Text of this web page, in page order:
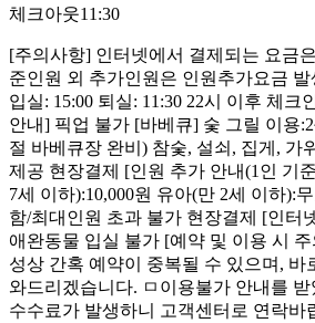
체크아웃11:30
[주의사항] 인터넷에서 결제되는 요금
준인원 외 추가인원은 인원추가요금
입실: 15:00 퇴실: 11:30 22시 이후 체크
안내] 픽업 불가 [바베큐] 숯 그릴 이용
절 바베큐장 완비) 참숯, 설쇠, 집게, 가
제공 현장결제 [인원 추가 안내(1인 기
7세 이하):10,000원 유아(만 2세 이하):
함/최대인원 초과 불가 현장결제 [인터
애완동물 입실 불가 [예약 및 이용 시
성상 간혹 예약이 중복될 수 있으며, 바
와드리겠습니다. ㅁ이용불가 안내를 받
수수료가 발생하니 고객센터로 연락바